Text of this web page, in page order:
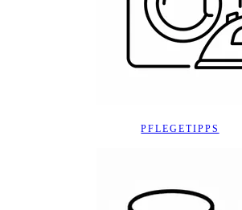
PFLEGETIPPS